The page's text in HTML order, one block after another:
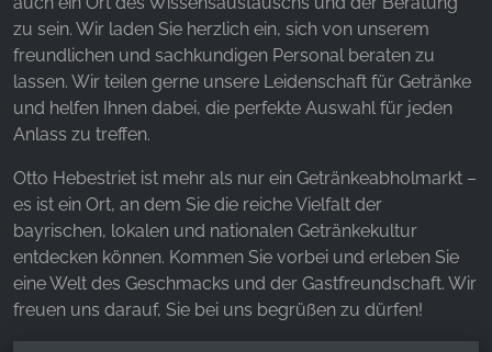
zu sein. Wir laden Sie herzlich ein, sich von unserem
freundlichen und sachkundigen Personal beraten zu
lassen. Wir teilen gerne unsere Leidenschaft für Getränke
und helfen Ihnen dabei, die perfekte Auswahl für jeden
Anlass zu treffen.
Otto Hebestriet ist mehr als nur ein Getränkeabholmarkt –
es ist ein Ort, an dem Sie die reiche Vielfalt der
bayrischen, lokalen und nationalen Getränkekultur
entdecken können. Kommen Sie vorbei und erleben Sie
eine Welt des Geschmacks und der Gastfreundschaft. Wir
freuen uns darauf, Sie bei uns begrüßen zu dürfen!